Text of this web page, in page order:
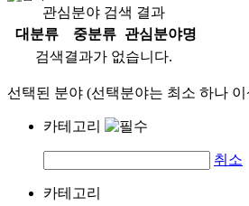
관심분야 검색 결과
대분류
중분류
관심분야명
검색결과가 없습니다.
선택된 분야 (선택분야는 최소 하나
카테고리
취소
카테고리